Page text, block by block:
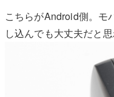
こちらがAndroid側。モ
し込んでも大丈夫だと思